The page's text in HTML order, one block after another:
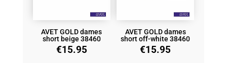
AVET GOLD dames
short beige 38460
€15.95
AVET GOLD dames
short off-white 38460
€15.95